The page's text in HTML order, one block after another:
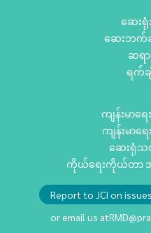
ဆေးရုံ
ဆေးဘက်ဆို
ဆရာ
ရက်ခ
ကျန်းမာရေ
ကျန်းမာရ
ဆေးရုံသတ
ကိုယ်ရေးကိုယ်တာ အ
Report to JCI on
or email us at